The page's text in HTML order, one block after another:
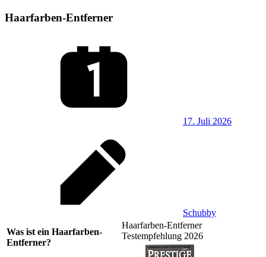
Haarfarben-Entferner
17. Juli 2026
Schubby
Was ist ein Haarfarben-
Entferner?
Haarfarben-Entferner
Testempfehlung 2026